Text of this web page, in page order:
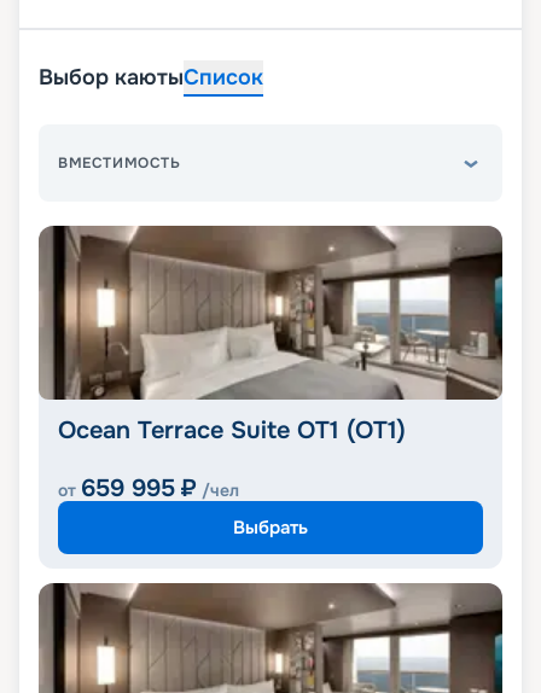
Выбор каютыСписок
ВМЕСТИМОСТЬ
Ocean Terrace Suite OT1 (OT1)
от 659 995 ₽ /чел
Выбрать